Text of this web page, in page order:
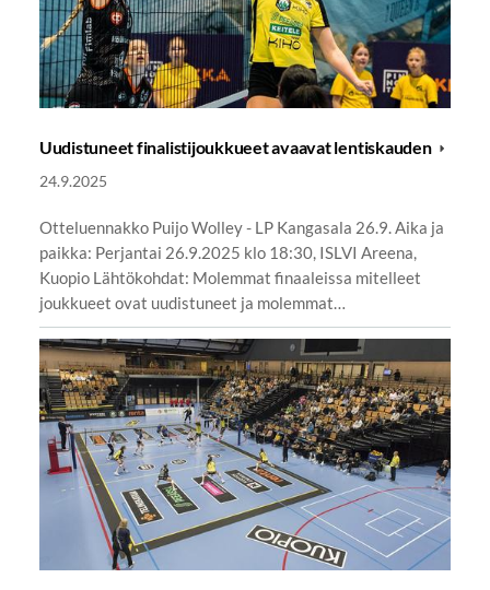
Uudistuneet finalistijoukkueet avaavat lentiskauden
24.9.2025
Otteluennakko Puijo Wolley - LP Kangasala 26.9. Aika ja
paikka: Perjantai 26.9.2025 klo 18:30, ISLVI Areena,
Kuopio Lähtökohdat: Molemmat finaaleissa mitelleet
joukkueet ovat uudistuneet ja molemmat…